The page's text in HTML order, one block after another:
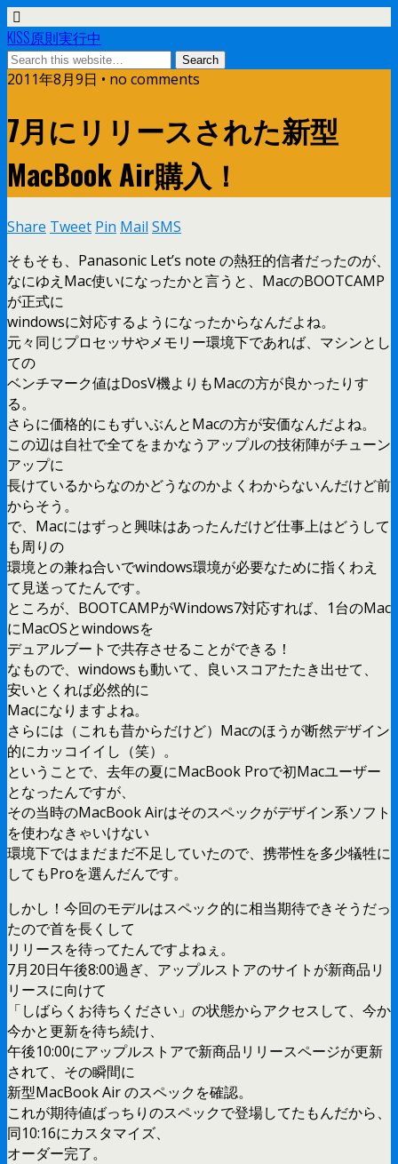
KISS原則実行中
2011年8月9日 • no comments
7月にリリースされた新型
MacBook Air購入！
Share Tweet Pin Mail SMS
そもそも、Panasonic Let’s note の熱狂的信者だったのが、
なにゆえMac使いになったかと言うと、MacのBOOTCAMP
が正式に
windowsに対応するようになったからなんだよね。
元々同じプロセッサやメモリー環境下であれば、マシンとし
ての
ベンチマーク値はDosV機よりもMacの方が良かったりす
る。
さらに価格的にもずいぶんとMacの方が安価なんだよね。
この辺は自社で全てをまかなうアップルの技術陣がチューン
アップに
長けているからなのかどうなのかよくわからないんだけど前
からそう。
で、Macにはずっと興味はあったんだけど仕事上はどうして
も周りの
環境との兼ね合いでwindows環境が必要なために指くわえ
て見送ってたんです。
ところが、BOOTCAMPがWindows7対応すれば、1台のMac
にMacOSとwindowsを
デュアルブートで共存させることができる！
なもので、windowsも動いて、良いスコアたたき出せて、
安いとくれば必然的に
Macになりますよね。
さらには（これも昔からだけど）Macのほうが断然デザイン
的にカッコイイし（笑）。
ということで、去年の夏にMacBook Proで初Macユーザー
となったんですが、
その当時のMacBook Airはそのスペックがデザイン系ソフト
を使わなきゃいけない
環境下ではまだまだ不足していたので、携帯性を多少犠牲に
してもProを選んだんです。
しかし！今回のモデルはスペック的に相当期待できそうだっ
たので首を長くして
リリースを待ってたんですよねぇ。
7月20日午後8:00過ぎ、アップルストアのサイトが新商品リ
リースに向けて
「しばらくお待ちください」の状態からアクセスして、今か
今かと更新を待ち続け、
午後10:00にアップルストアで新商品リリースページが更新
されて、その瞬間に
新型MacBook Air のスペックを確認。
これが期待値ばっちりのスペックで登場してたもんだから、
同10:16にカスタマイズ、
オーダー完了。